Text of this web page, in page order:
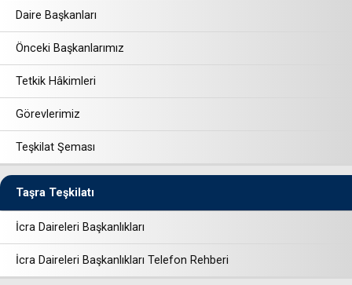
Daire Başkanları
Önceki Başkanlarımız
Tetkik Hâkimleri
Görevlerimiz
Teşkilat Şeması
Taşra Teşkilatı
İcra Daireleri Başkanlıkları
İcra Daireleri Başkanlıkları Telefon Rehberi